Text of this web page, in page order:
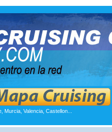
Murcia, Valencia, Castellon...